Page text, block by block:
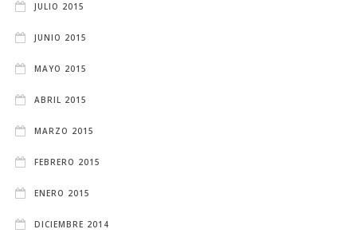
JULIO 2015
JUNIO 2015
MAYO 2015
ABRIL 2015
MARZO 2015
FEBRERO 2015
ENERO 2015
DICIEMBRE 2014